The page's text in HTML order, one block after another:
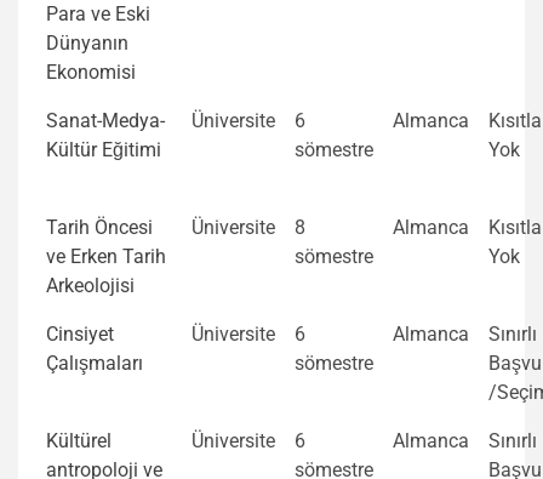
Para ve Eski
Dünyanın
Ekonomisi
Sanat-Medya-
Kültür Eğitimi
Üniversite
6
sömestre
Almanca
Yok
Tarih Öncesi
ve Erken Tarih
Arkeolojisi
Üniversite
8
sömestre
Almanca
Yok
Cinsiyet
Çalışmaları
Üniversite
6
sömestre
Almanca
Sınırlı
/
Kültürel
antropoloji ve
Üniversite
6
sömestre
Almanca
Sınırlı